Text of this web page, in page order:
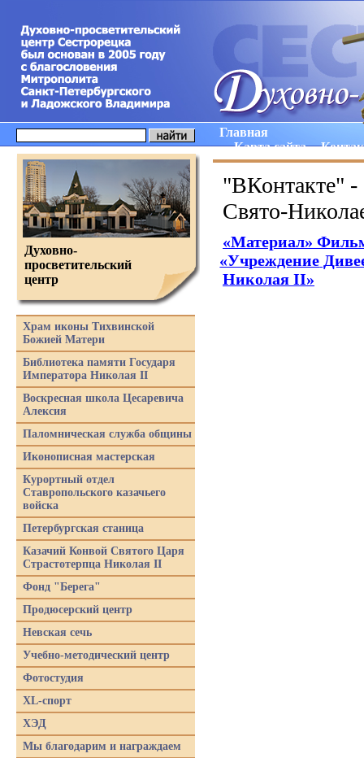
Главная
Карта сайта
"ВКонтакте" -
Свято-
«Материал»
«Учреждение
Николая II»
Духовно-
просветительский
центр
Храм иконы Тихвинской
Божией Матери
Библиотека памяти Государя
Императора Николая II
Воскресная школа Цесаревича
Алексия
Паломническая служба общины
Иконописная мастерская
Курортный отдел
Ставропольского казачьего
войска
Петербургская станица
Казачий Конвой Святого Царя
Страстотерпца Николая II
Фонд "Берега"
Продюсерский центр
Невская сечь
Учебно-методический центр
Фотостудия
XL-спорт
ХЭД
Мы благодарим и награждаем